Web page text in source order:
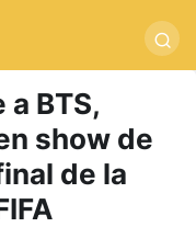
betovis34.net-
BTS,
show de
de la